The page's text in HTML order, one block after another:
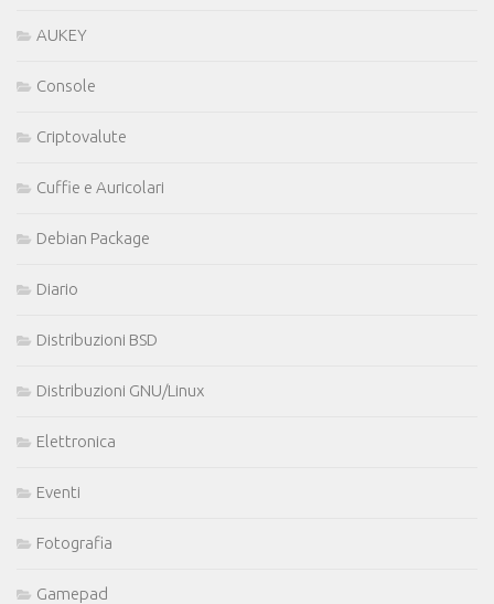
AUKEY
Console
Criptovalute
Cuffie e Auricolari
Debian Package
Diario
Distribuzioni BSD
Distribuzioni GNU/Linux
Elettronica
Eventi
Fotografia
Gamepad